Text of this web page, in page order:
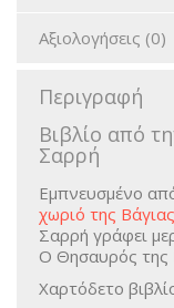
Αξιολογήσεις (0)
Περιγραφή
Βιβλίο από
Σαρρή
Εμπνευσμένο
χωριό της
Σαρρή γράφει
Ο Θησαυρός της
Χαρτόδετο